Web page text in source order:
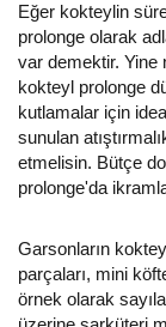
Eğer kokteylin
prolonge olarak
var demektir. Yine
kokteyl prolonge
kutlamalar için
sunulan
etmelisin. Bütçe
prolonge'da
Garsonların
parçaları, mini
örnek olarak